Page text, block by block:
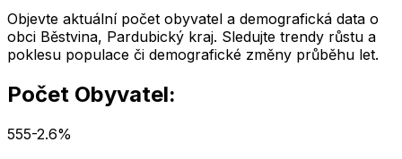
Objevte aktuální počet obyvatel a demografická data o
obci Běstvina, Pardubický kraj. Sledujte trendy růstu a
poklesu populace či demografické změny průběhu let.
Počet Obyvatel:
555-2.6%